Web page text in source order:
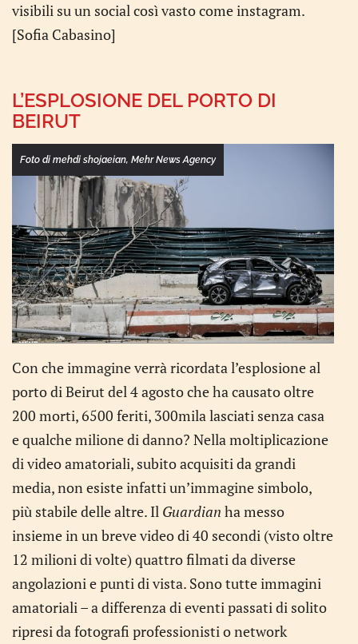
visibili su un social così vasto come instagram.
[Sofia Cabasino]
L’ESPLOSIONE DEL PORTO DI
BEIRUT
Foto di mehdi shojaeian, Mehr News Agency
Con che immagine verrà ricordata l’esplosione al
porto di Beirut del 4 agosto che ha causato oltre
200 morti, 6500 feriti, 300mila lasciati senza casa
e qualche milione di danno? Nella moltiplicazione
di video amatoriali, subito acquisiti da grandi
media, non esiste infatti un’immagine simbolo,
più stabile delle altre. Il Guardian ha messo
insieme in un breve video di 40 secondi (visto oltre
12 milioni di volte) quattro filmati da diverse
angolazioni e punti di vista. Sono tutte immagini
amatoriali – a differenza di eventi passati di solito
ripresi da fotografi professionisti o network